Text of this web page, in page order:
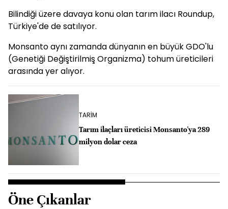
Bilindiği üzere davaya konu olan tarım ilacı Roundup,
Türkiye'de de satılıyor.
Monsanto aynı zamanda dünyanın en büyük GDO'lu
(Genetiği Değiştirilmiş Organizma) tohum üreticileri
arasında yer alıyor.
TARİM
Tarım ilaçları üreticisi Monsanto'ya 289
milyon dolar ceza
Öne Çıkanlar